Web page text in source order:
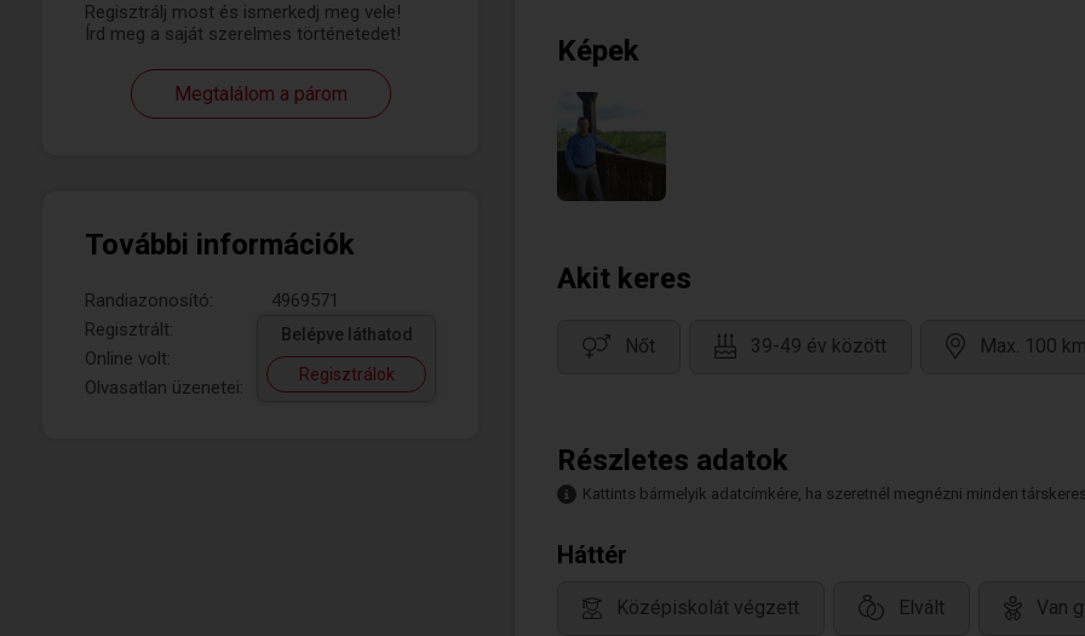
Regisztrálj most és ismerkedj meg vele!
Írd meg a saját szerelmes történetedet!
Megtalálom a párom
További információk
Randiazonosító:
4969571
Regisztrált:
Online volt:
Olvasatlan üzenetei:
Belépve láthatod
Regisztrálok
Képek
Akit keres
Nőt 39-49 év között Max. 100
Részletes adatok
Kattints bármelyik adatcímkére, ha szeretnél megnézni minden
Háttér
Középiskolát végzett Elvált Van